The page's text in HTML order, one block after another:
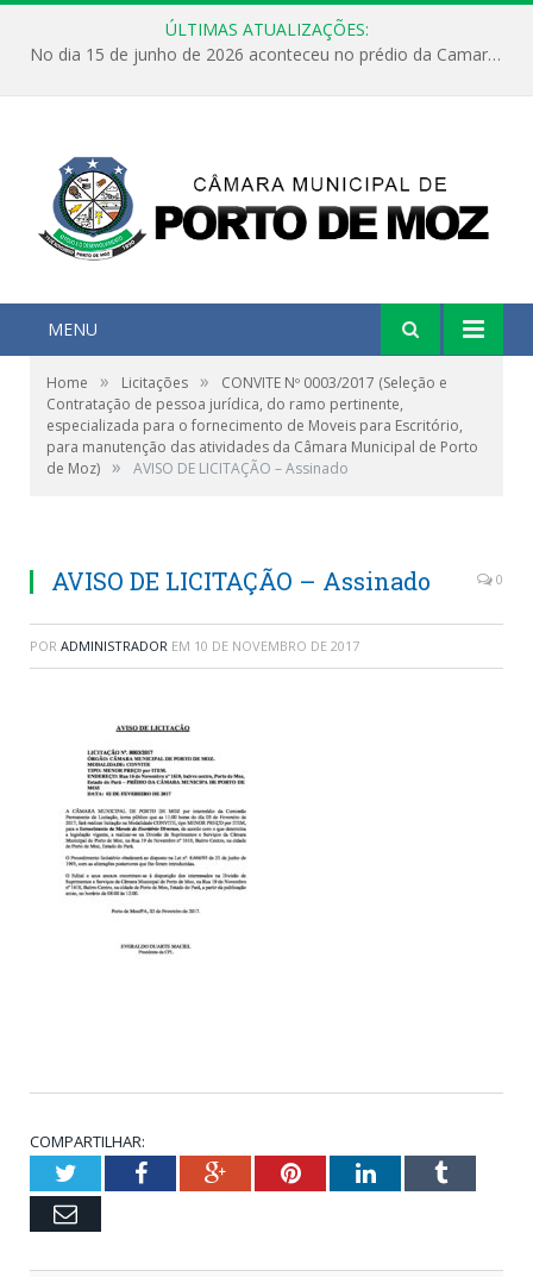
ÚLTIMAS ATUALIZAÇÕES:
No dia 15 de junho de 2026 aconteceu no prédio da Camara Municipal de Porto de Moz /Pará a Sessão Ordinária
MENU
Home » Licitações »
CONVITE Nº 0003/2017 (Seleção e
Contratação de pessoa jurídica, do ramo pertinente,
especializada para o fornecimento de Moveis para Escritório,
para manutenção das atividades da Câmara Municipal de Porto
de Moz) » AVISO DE LICITAÇÃO – Assinado
AVISO DE LICITAÇÃO – Assinado 0
POR ADMINISTRADOR EM 10 DE NOVEMBRO DE 2017
COMPARTILHAR:
TwitterFacebookGoogle+PinterestLinkedInTumblr
Email